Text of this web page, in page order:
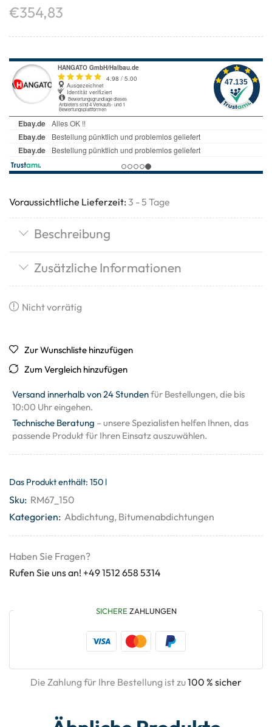
€354,83
Voraussichtliche Lieferzeit: 3 - 5 Tage
Beschreibung
Zusätzliche Informationen
Nicht vorrätig
Zur Wunschliste hinzufügen
Zum Vergleich hinzufügen
Versand innerhalb von 24 Stundenfür Bestellungen, die bis
10:00 Uhr eingehen.
Technische Beratung – unsere Spezialisten helfen Ihnen, das
passende Produkt für Ihren Einsatz auszuwählen.
Das Produkt enthält: 150 l
Sku: RM67_150
Kategorien: Abdichtung, Bitumenabdichtungen
Haben Sie Fragen?
Rufen Sie uns an! +49 1512 658 5314
SICHERE ZAHLUNGEN
Die Zahlung für Ihre Bestellung ist zu100 % sicher